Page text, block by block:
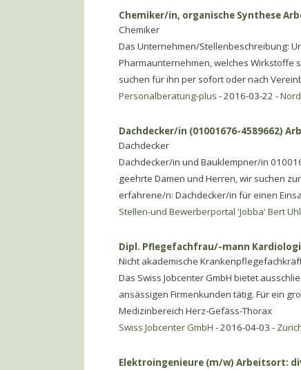
Chemiker/in, organische Synthese
Chemiker
Das Unternehmen/Stellenbeschreibung:
Pharmaunternehmen, welches Wirkstoffe
suchen für ihn per sofort oder nach
Personalberatung-plus - 2016-03-22 -
Dachdecker/in (01001676-4589662)
Dachdecker
Dachdecker/in und Bauklempner/in
geehrte Damen und Herren, wir suchen
erfahrene/n: Dachdecker/in für einen
Stellen-und Bewerberportal 'Jobba' Bert
Dipl. Pflegefachfrau/-mann
Nicht akademische
Das Swiss Jobcenter GmbH bietet
ansässigen Firmenkunden tätig. Für ein
Medizinbereich Herz-Gefäss-Thorax
Swiss Jobcenter GmbH - 2016-04-03 -
Elektroingenieure (m/w) Arbeitsort: